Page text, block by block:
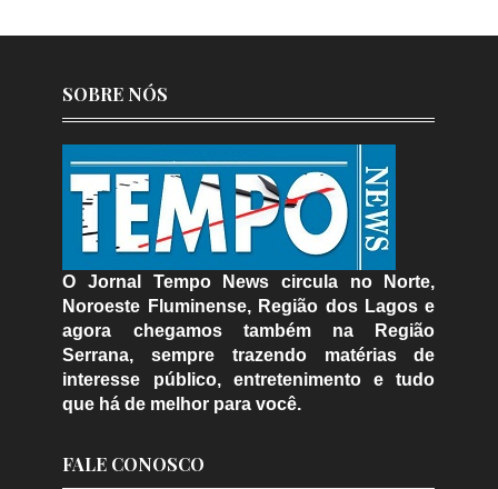
SOBRE NÓS
O Jornal Tempo News circula no Norte,
Noroeste Fluminense, Região dos Lagos e
agora chegamos também na Região
Serrana, sempre trazendo matérias de
interesse público, entretenimento e tudo
que há de melhor para você.
FALE CONOSCO